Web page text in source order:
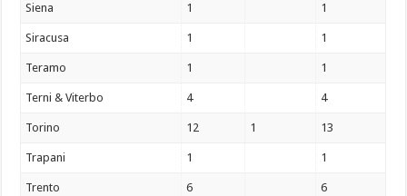
Siena 1 1
Siracusa 1 1
Teramo 1 1
Terni & Viterbo 4 4
Torino 12 1 13
Trapani 1 1
Trento 6 6